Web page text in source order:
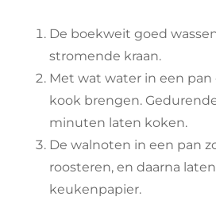
De boekweit goed
stromende kraan.
Met wat water in een pan
kook brengen.
minuten laten koken.
De walnoten in een pan
roosteren, en daarna
keukenpapier.